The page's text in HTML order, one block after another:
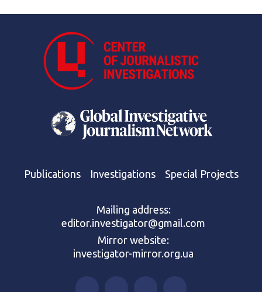
Publications Investigations Special Projects
Mailing address:
editor.investigator@gmail.com
Mirror website:
investigator-mirror.org.ua